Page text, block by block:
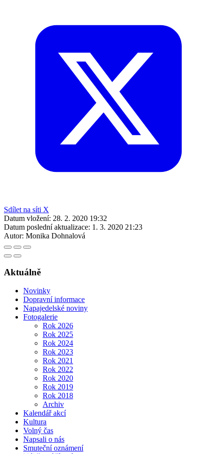
Sdílet na síti X
Datum vložení: 28. 2. 2020 19:32
Datum poslední aktualizace: 1. 3. 2020 21:23
Autor: Monika Dohnalová
Aktuálně
Novinky
Dopravní informace
Napajedelské noviny
Fotogalerie
Rok 2026
Rok 2025
Rok 2024
Rok 2023
Rok 2021
Rok 2022
Rok 2020
Rok 2019
Rok 2018
Archiv
Kalendář akcí
Kultura
Volný čas
Napsali o nás
Smuteční oznámení